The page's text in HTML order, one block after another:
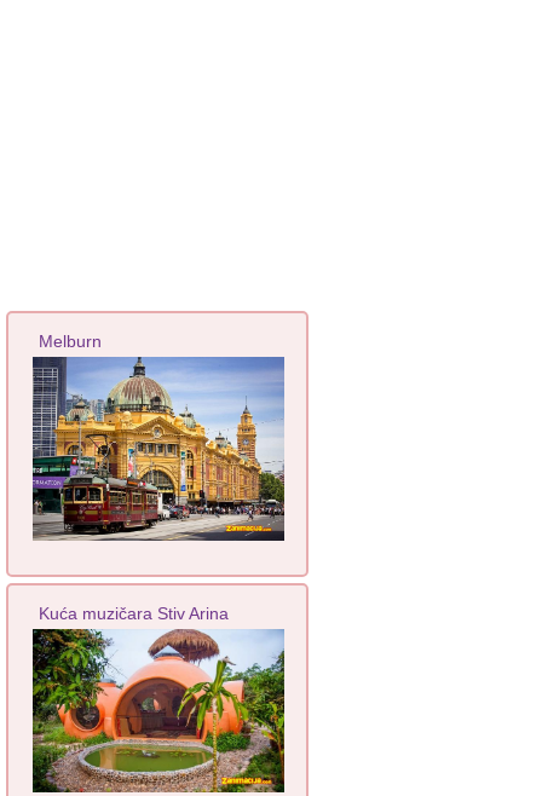
Melburn
Kuća muzičara Stiv Arina